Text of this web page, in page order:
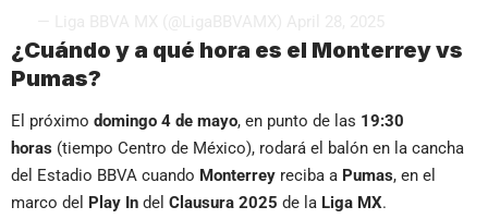
¿Cuándo y a qué hora es el Monterrey vs
Pumas?
El próximo domingo 4 de mayo, en punto de las 19:30
horas (tiempo Centro de México), rodará el balón en la cancha
del Estadio BBVA cuando Monterrey reciba a Pumas, en el
marco del Play In del Clausura 2025 de la Liga MX.